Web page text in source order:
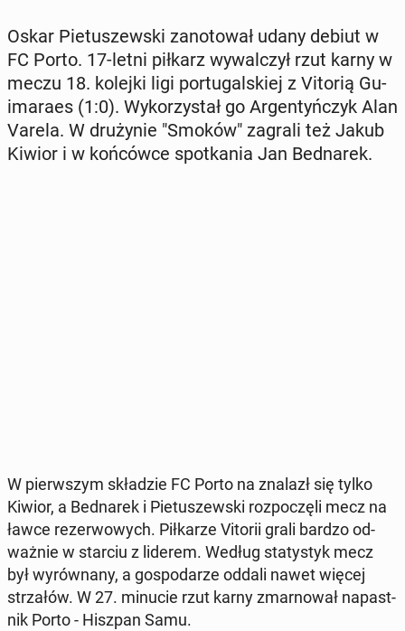
Oskar Pie­tu­szew­ski za­no­to­wał udany debiut w
FC Porto. 17-letni piłkarz wy­wal­czył rzut karny w
meczu 18. kolejki ligi por­tu­gal­skiej z Vitorią Gu­
ima­ra­es (1:0). Wy­ko­rzy­stał go Ar­gen­tyń­czyk Alan
Varela. W dru­ży­nie "Smoków" zagrali też Jakub
Kiwior i w koń­ców­ce spo­tka­nia Jan Bed­na­rek.
W pierw­szym skła­dzie FC Porto na znalazł się tylko
Kiwior, a Bed­na­rek i Pie­tu­szew­ski roz­po­czę­li mecz na
ławce re­zer­wo­wych. Pił­ka­rze Vitorii grali bardzo od­
waż­nie w starciu z liderem. Według sta­ty­styk mecz
był wy­rów­na­ny, a go­spo­da­rze oddali nawet więcej
strza­łów. W 27. minucie rzut karny zmar­no­wał na­past­
nik Porto - Hiszpan Samu.